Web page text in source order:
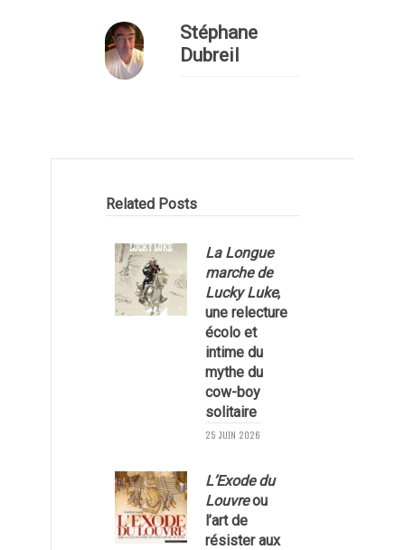
Stéphane
Dubreil
Related Posts
La Longue
marche de
Lucky Luke,
une relecture
écolo et
intime du
mythe du
cow-boy
solitaire
25 JUIN 2026
L’Exode du
Louvreou
l’art de
résister aux